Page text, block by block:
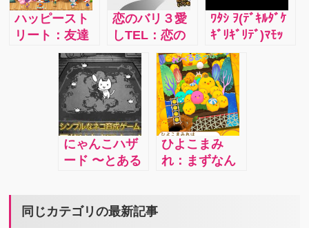
なったとき
は、もう手に
汗握るプレイ
になります。
操作自体はシ
ンプルなゲー
ムなので、一
度この手に汗
握る感覚を味
わってもらい
るほど美しい
グラフィック
に加え、「動
物を守ろう」
っていうテー
マに惹かれま
す！
ァントムもう
まくジャンプ
して進んでい
こう！ウィザ
ードラゴンに
乗って一気に
進め！
ハッピースト
リート：友達
機能もあり、
友人等と一緒
に遊んでお手
伝いをしあう
事で早く建物
が建てれたり
欲しいアイテ
ムの交換等も
の村を大きく
恋のバリ３愛
しTEL：恋の
アンテナを求
めて走り出し
た男。彼の携
帯電話のアン
テナを常にバ
リ３にしてあ
げましょう！
二人の恋がう
てうまくい
ﾜﾀｼ ｦ(ﾃﾞｷﾙﾀﾞｹ
ｷﾞﾘｷﾞﾘﾃﾞ)ﾏﾓｯ
ﾃ：黒い何かか
ら赤い人を守
りましょう。
そのためには
多くの犠牲が
必要ですが、
そんなことは
知ったこっち
にゃんこハザ
ード 〜とある
さとグロさが
ひよこまみ
れ：まずなん
同じカテゴリの最新記事